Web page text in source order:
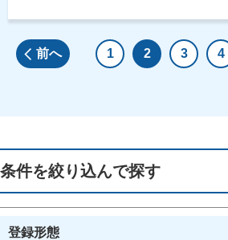
前へ 1 2 3 4
条件を絞り込んで探す
登録形態